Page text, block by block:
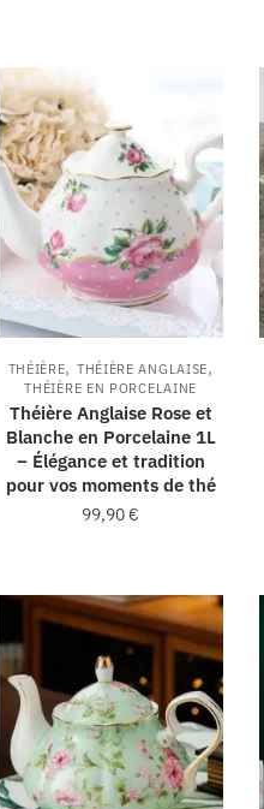
THÉIÈRE, THÉIÈRE ANGLAISE,
THÉIÈRE EN PORCELAINE
Théière Anglaise Rose et
Blanche en Porcelaine 1L
– Élégance et tradition
pour vos moments de thé
99,90€